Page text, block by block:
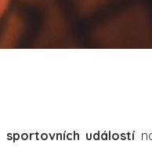
sportovních událostí